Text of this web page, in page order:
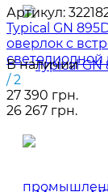
Артикул:
Typical GN
оверлок с
светодиодной
В наличии
/ 2
27 390 грн.
26 267 грн.